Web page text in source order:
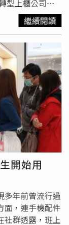
雙重股權結
保持對公司的控
斯克同時經營特
」以及基礎設
是否有能力同
響投資人信
製公司
斯克同時監督
，尤其考量他有
某種程度上具
多個關鍵領域
其提供了穩固
，她們提到，
並且終於可以專
還是艱難挑戰，
到限制，重新獲
去的壓力與負擔
遊戲的過度關
視野逐漸浮現—
。這份自信一部
因為經歷了五十
累積了豐富的生
此時，她們已經
，更加清楚自
比想像中更強
折中。大腦重
年期後的女性
烈，而享受喜
些變化背後其實
能帶來了情緒控
的韌性、幸福感
型上櫃公司的
的學業，同年
，展開一趟結
的古羅馬水道
水泥、卻能歷經
偉大的建設，從
律與長期維護的
交接儀式，整
相當震撼，同時
，而是讓組織得
若沒有清楚的
」她說。譚明
托雷多城堡；
。（圖／譚明
城」的古城，
猶太文明曾在此
的社會與組織，
到共存的平衡。
繼續閱讀
開始用
多年前曾流行過
面，連手機配件
社群透露，班上